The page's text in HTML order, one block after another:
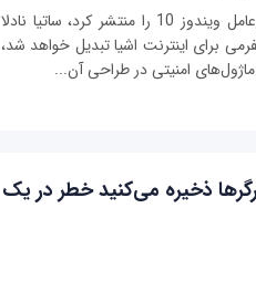
هنگامی که مایکروسافت سیستم‌عامل ویندوز 10 را منتشر کرد، ساتیا نادلا
برای اینترنت اشیا تبدیل خواهد شد،
ماژول‌های امنیتی در طراحی آن...
ذخیره می‌کنید خطر در یک